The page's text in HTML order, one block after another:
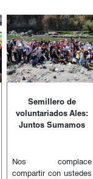
Semillero de
voluntariados Ales:
Juntos Sumamos
Nos complace
compartir con ustedes